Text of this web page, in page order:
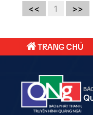
<< 1 >>
TRANG CHỦ